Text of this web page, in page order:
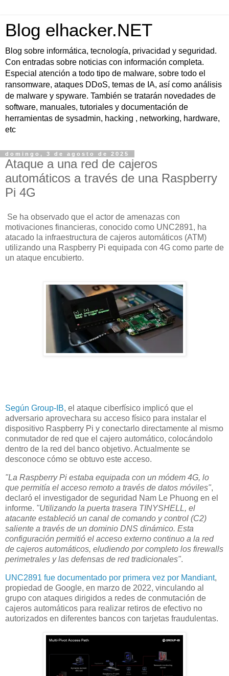
Blog elhacker.NET
Blog sobre informática, tecnología, privacidad y seguridad.
Con entradas sobre noticias con información completa.
Especial atención a todo tipo de malware, sobre todo el
ransomware, ataques DDoS, temas de IA, así como análisis
de malware y spyware. También se tratarán novedades de
software, manuales, tutoriales y documentación de
herramientas de sysadmin, hacking , networking, hardware,
etc
domingo, 3 de agosto de 2025
Ataque a una red de cajeros
automáticos a través de una Raspberry
Pi 4G
Se ha observado que el actor de amenazas con
motivaciones financieras, conocido como UNC2891, ha
atacado la infraestructura de cajeros automáticos (ATM)
utilizando una Raspberry Pi equipada con 4G como parte de
un ataque encubierto.
Según Group-IB, el ataque ciberfísico implicó que el
adversario aprovechara su acceso físico para instalar el
dispositivo Raspberry Pi y conectarlo directamente al mismo
conmutador de red que el cajero automático, colocándolo
dentro de la red del banco objetivo. Actualmente se
desconoce cómo se obtuvo este acceso.
"La Raspberry Pi estaba equipada con un módem 4G, lo
que permitía el acceso remoto a través de datos móviles",
declaró el investigador de seguridad Nam Le Phuong en el
informe. "Utilizando la puerta trasera TINYSHELL, el
atacante estableció un canal de comando y control (C2)
saliente a través de un dominio DNS dinámico. Esta
configuración permitió el acceso externo continuo a la red
de cajeros automáticos, eludiendo por completo los firewalls
perimetrales y las defensas de red tradicionales".
UNC2891 fue documentado por primera vez por Mandiant,
propiedad de Google, en marzo de 2022, vinculando al
grupo con ataques dirigidos a redes de conmutación de
cajeros automáticos para realizar retiros de efectivo no
autorizados en diferentes bancos con tarjetas fraudulentas.